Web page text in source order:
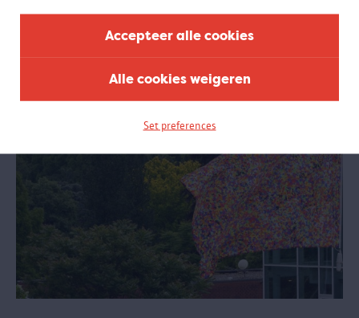
Accepteer alle cookies
Alle cookies weigeren
Set preferences